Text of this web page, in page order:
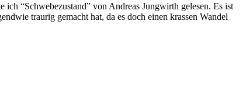
“Schwebezustand” von Andreas Jungwirth gelesen. Es ist
traurig gemacht hat, da es doch einen krassen Wandel